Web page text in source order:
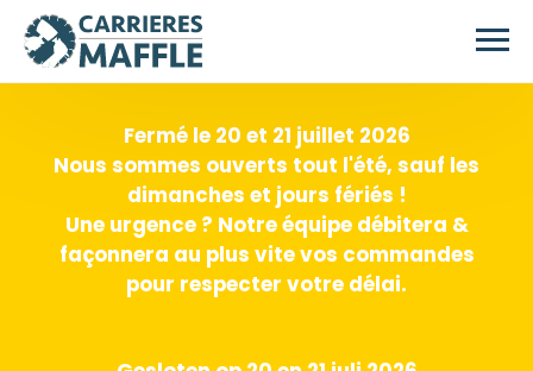
Skip to main content
Fermé le 20 et 21 juillet 2026
Nous sommes ouverts tout l'été, sauf les
dimanches et jours fériés !
Une urgence ? Notre équipe débitera &
façonnera au plus vite vos commandes
pour respecter votre délai.